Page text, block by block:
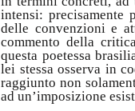
intensi: precisamente
delle convenzioni e
commento della
questa poetessa
lei stessa osserva in
raggiunto non
ad un’imposizione